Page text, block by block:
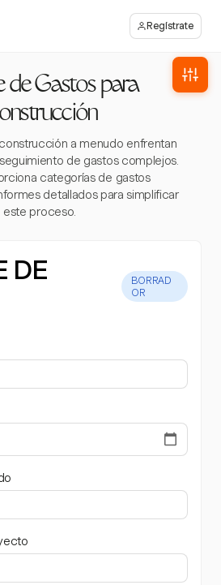
Regístrate
de Gastos para
a menudo enfrentan
de gastos complejos.
categorías de gastos
detallados para simplificar
este proceso.
DE
BORRAD
OR